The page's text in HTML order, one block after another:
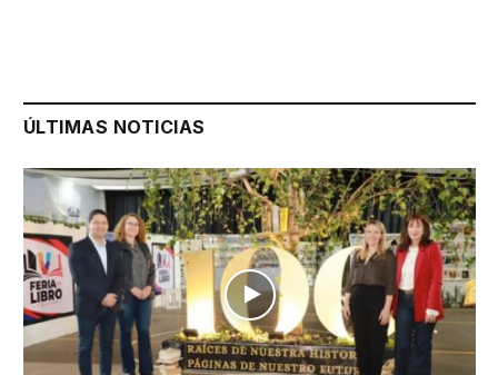
ÚLTIMAS NOTICIAS